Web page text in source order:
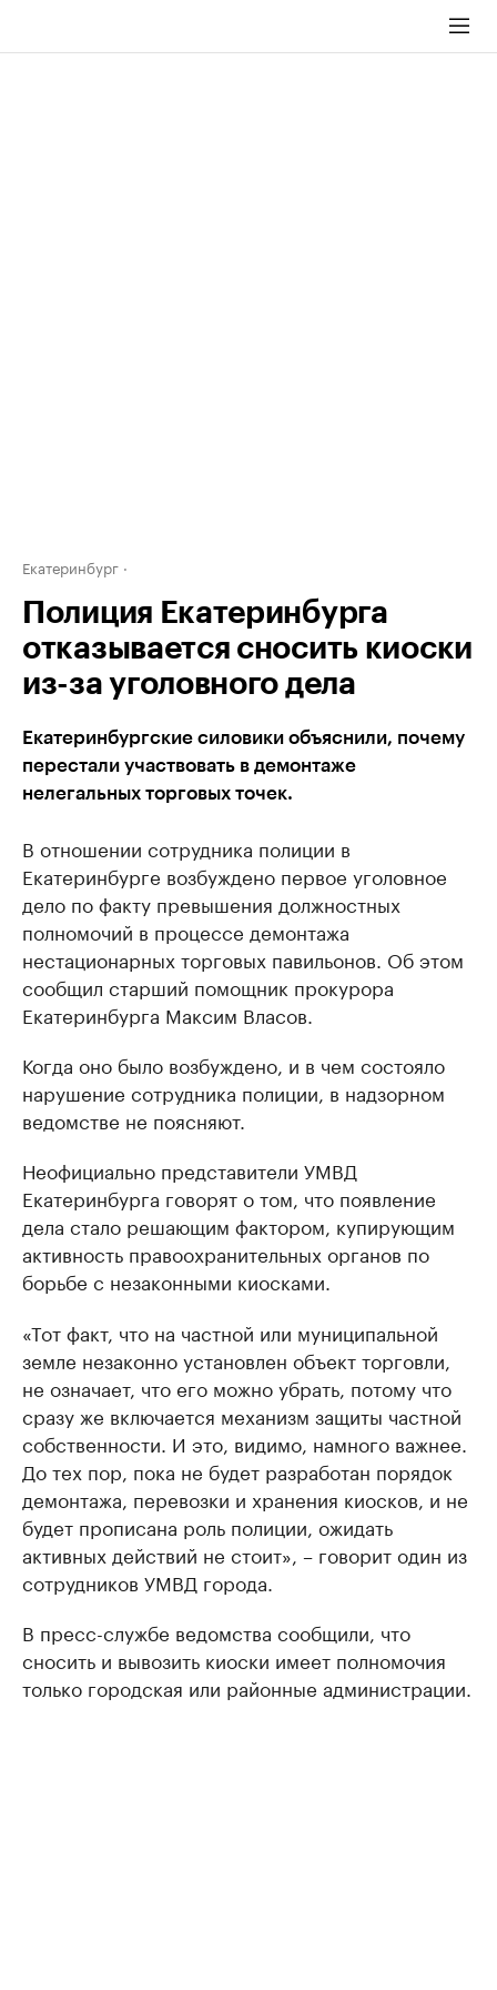
Екатеринбург
Полиция Екатеринбурга
отказывается сносить киоски
из-за уголовного дела
Екатеринбургские силовики объяснили, почему
перестали участвовать в демонтаже
нелегальных торговых точек.
В отношении сотрудника полиции в
Екатеринбурге возбуждено первое уголовное
дело по факту превышения должностных
полномочий в процессе демонтажа
нестационарных торговых павильонов. Об этом
сообщил старший помощник прокурора
Екатеринбурга Максим Власов.
Когда оно было возбуждено, и в чем состояло
нарушение сотрудника полиции, в надзорном
ведомстве не поясняют.
Неофициально представители УМВД
Екатеринбурга говорят о том, что появление
дела стало решающим фактором, купирующим
активность правоохранительных органов по
борьбе с незаконными киосками.
«Тот факт, что на частной или муниципальной
земле незаконно установлен объект торговли,
не означает, что его можно убрать, потому что
сразу же включается механизм защиты частной
собственности. И это, видимо, намного важнее.
До тех пор, пока не будет разработан порядок
демонтажа, перевозки и хранения киосков, и не
будет прописана роль полиции, ожидать
активных действий не стоит», – говорит один из
сотрудников УМВД города.
В пресс-службе ведомства сообщили, что
сносить и вывозить киоски имеет полномочия
только городская или районные администрации.